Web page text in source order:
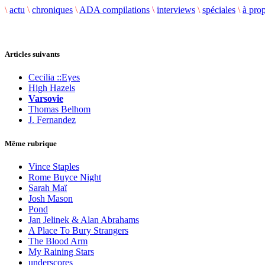
\ actu \ chroniques \ ADA compilations \ interviews \ spéciales \ à
Articles suivants
Cecilia ::Eyes
High Hazels
Varsovie
Thomas Belhom
J. Fernandez
Même rubrique
Vince Staples
Rome Buyce Night
Sarah Maï
Josh Mason
Pond
Jan Jelinek & Alan Abrahams
A Place To Bury Strangers
The Blood Arm
My Raining Stars
underscores